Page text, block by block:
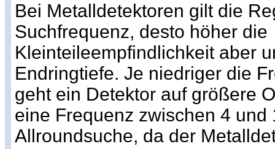
Bei Metalldetektoren gilt die
Suchfrequenz, desto höher die
Kleinteileempfindlichkeit aber
Endringtiefe. Je niedriger die
geht ein Detektor auf größere
eine Frequenz zwischen 4
Allroundsuche, da der